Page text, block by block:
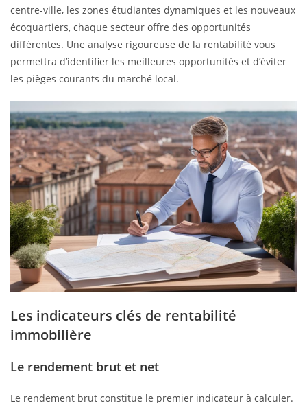
centre-ville, les zones étudiantes dynamiques et les nouveaux
écoquartiers, chaque secteur offre des opportunités
différentes. Une analyse rigoureuse de la rentabilité vous
permettra d’identifier les meilleures opportunités et d’éviter
les pièges courants du marché local.
Les indicateurs clés de rentabilité
immobilière
Le rendement brut et net
Le rendement brut constitue le premier indicateur à calculer.